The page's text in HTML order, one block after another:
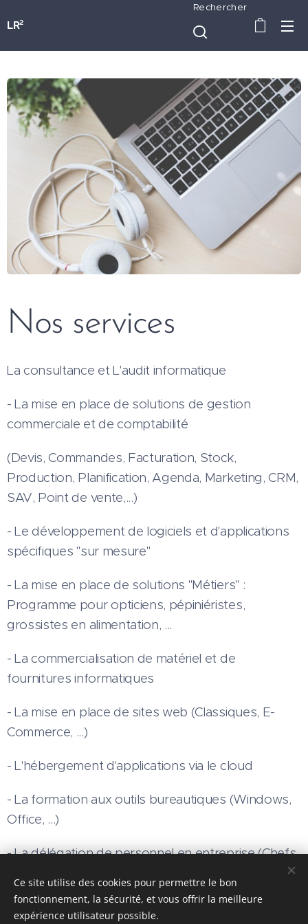
LR²
Rechercher
Nos services
La consultance et L'audit informatique
- La mise en place de solutions de gestion
commerciale et de comptabilité
(Devis, Commandes, Facturation, Stock,
Production, Planification, Agenda, Marketing, CRM,
SAV, Point de vente,...)
- Le développement de logiciels et d'applications
spécifiques "sur mesure"
- La mise en place de solutions "Métiers" :
Programme pour opticiens, pépiniéristes,
grossistes en alimentation, ...
- La commercialisation de matériel et de
fournitures informatiques
- La mise en place de sites web (Classiques, E-
Commerce, ...)
- L'hébergement d'applications via le cloud
- La formation aux outils bureautiques (Windows,
Office, ...)
- La délégation de personnel en entreprise (Chefs
de projet, Consultants, Programmeurs, Analystes,
Formateurs, Techniciens, ...
Ce site utilise des cookies pour permettre le bon
fonctionnement, la sécurité, et vous offrir la meilleure
expérience utilisateur possible.